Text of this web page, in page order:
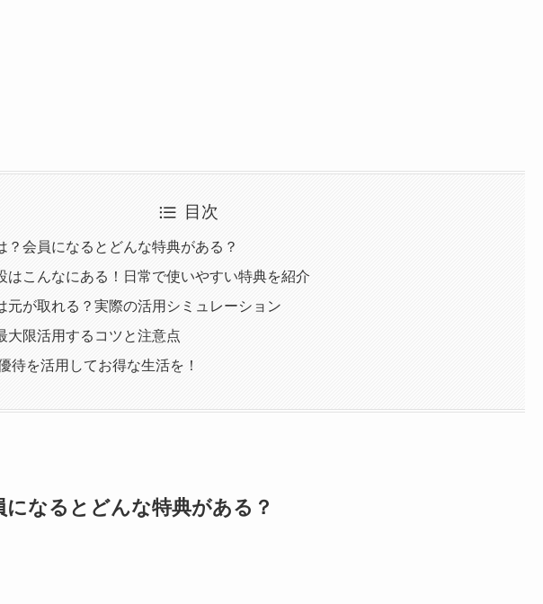
目次
？会員になるとどんな特典がある？
はこんなにある！日常で使いやすい特典を紹介
元が取れる？実際の活用シミュレーション
大限活用するコツと注意点
待を活用してお得な生活を！
なるとどんな特典がある？